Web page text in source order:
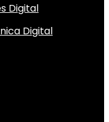
Digital
Digital